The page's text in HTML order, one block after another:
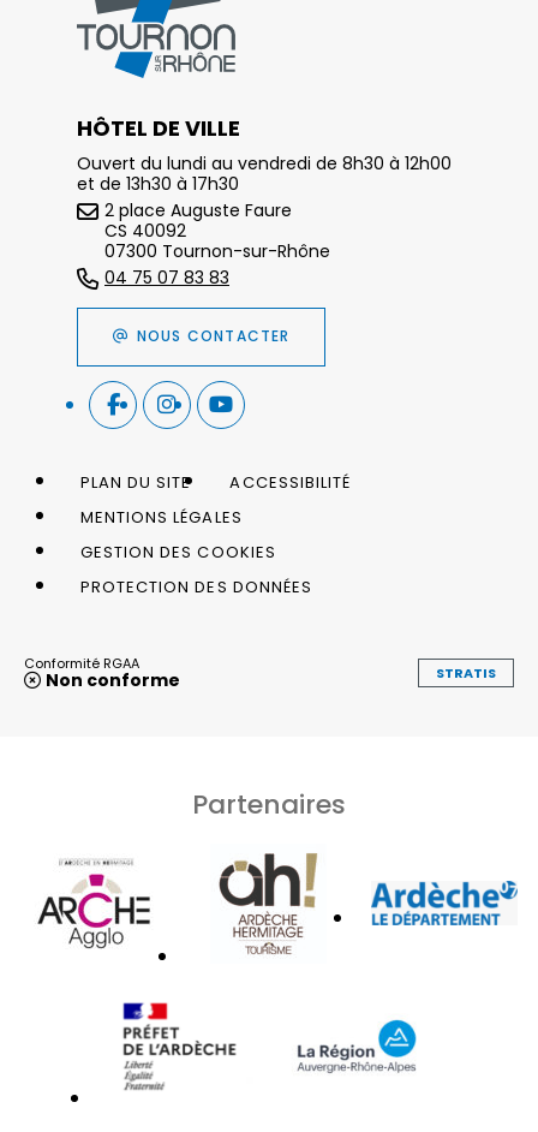
HÔTEL DE VILLE
Ouvert du lundi au vendredi de 8h30 à 12h00
et de 13h30 à 17h30
2 place Auguste Faure
CS 40092
07300 Tournon-sur-Rhône
04 75 07 83 83
NOUS CONTACTER
PLAN DU SITE
ACCESSIBILITÉ
MENTIONS LÉGALES
GESTION DES COOKIES
PROTECTION DES DONNÉES
Conformité RGAA
Non conforme STRATIS
Partenaires